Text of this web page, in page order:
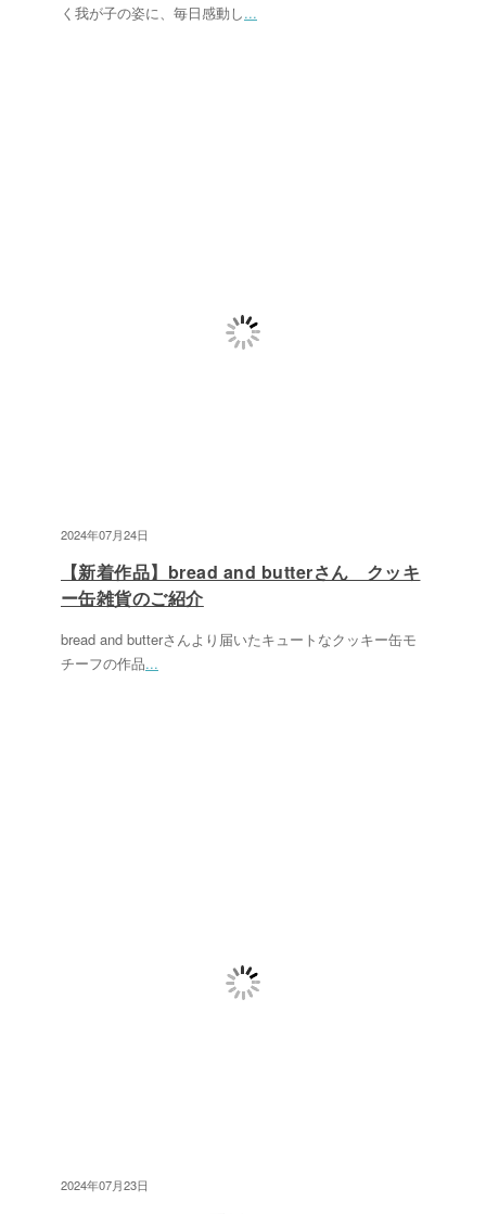
く我が子の姿に、毎日感動し...
2024年07月24日
【新着作品】bread and butterさん クッキ
ー缶雑貨のご紹介
bread and butterさんより届いたキュートなクッキー缶モ
チーフの作品...
2024年07月23日